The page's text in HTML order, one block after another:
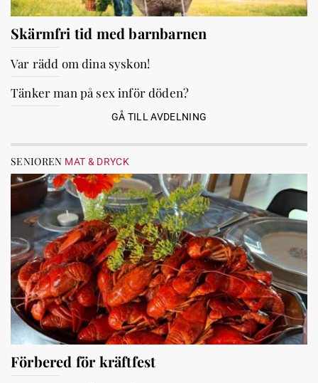
Skärmfri tid med barnbarnen
Var rädd om dina syskon!
Tänker man på sex inför döden?
GÅ TILL AVDELNING
SENIOREN MAT & DRYCK
Förbered för kräftfest